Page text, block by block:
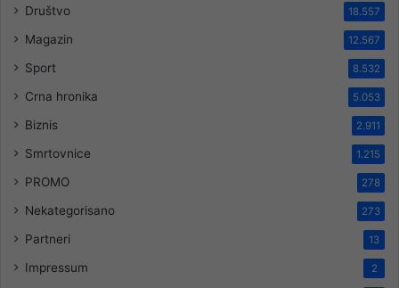
Društvo 18.557
Magazin 12.567
Sport 8.532
Crna hronika 5.053
Biznis 2.911
Smrtovnice 1.215
PROMO 278
Nekategorisano 273
Partneri 13
Impressum 2